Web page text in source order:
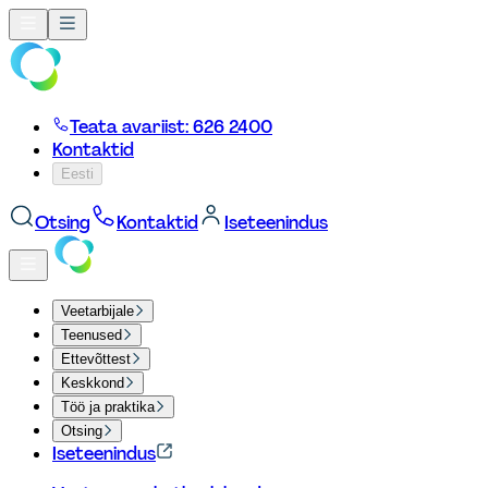
Teata avariist: 626 2400
Kontaktid
Eesti
Otsing Kontaktid Iseteenindus
Veetarbijale
Teenused
Ettevõttest
Keskkond
Töö ja praktika
Otsing
Iseteenindus